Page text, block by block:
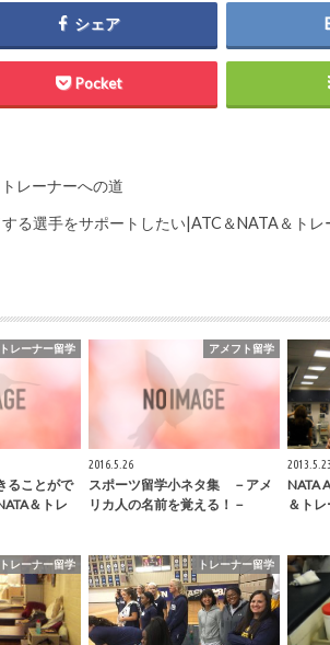
シェア
Pocket
レーナーへの道
る選手をサポートしたい|ATC＆NATA＆トレ
トレーナー留学
ることがで
＆トレ
アメフト留学
2016.5.26
スポーツ留学小ネタ集 －アメ
リカ人の名前を覚える！－
2013.5.23
NATA
＆ト
トレーナー留学 トレーナー留学